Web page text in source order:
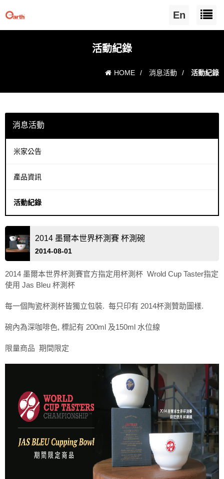
En
活動紀錄
HOME / 消息活動 / 活動紀錄
消息活動
米家公告
產品資訊
活動紀錄
2014 墨爾本世界杯測賽 杯測碗
2014-08-01
2014 墨爾本世界杯測賽官方指定用杯測杯 Wrold Cup Taster指定
使用 Jas Bleu 杯測杯
每一個陶瓷杯測杯皆獨立包裝. 每只印有 2014杯測贊助圖樣.
碗內為深咖啡色, 標記有 200ml 及150ml 水位線
限量商品 期間限定